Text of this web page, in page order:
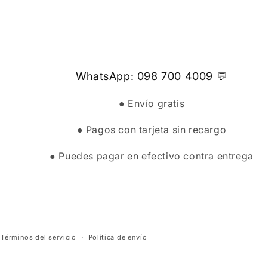
WhatsApp: 098 700 4009 💬
● Envío gratis
● Pagos con tarjeta sin recargo
● Puedes pagar en efectivo contra entrega
Términos del servicio Política de envío